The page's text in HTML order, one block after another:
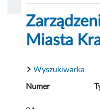
Miasta
Wyszukiwarka
Numer